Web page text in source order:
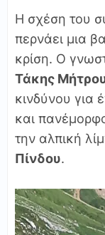
Η σχέση του
περνάει μια
κρίση. Ο
Τάκης
κινδύνου για
και
την αλπική
Πίνδου.